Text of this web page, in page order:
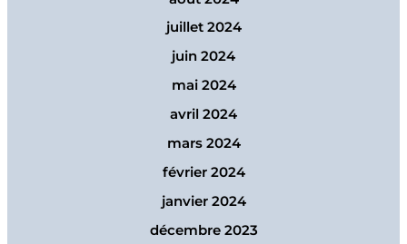
juillet 2024
juin 2024
mai 2024
avril 2024
mars 2024
février 2024
janvier 2024
décembre 2023